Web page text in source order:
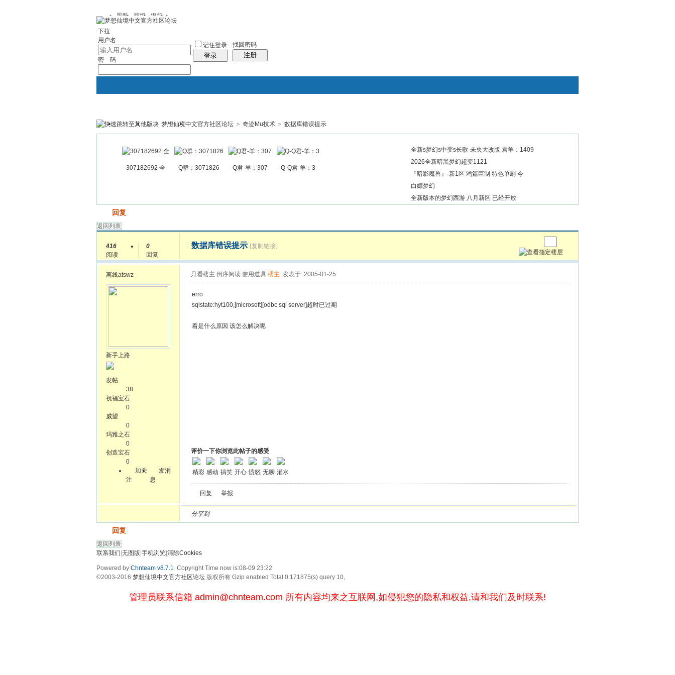
图酷 群组 银行
下拉
用户名
密 码
记住登录
登录
找回密码
注册
银行 群组聚合 我的空间
帖子
搜索
梦想仙境中文官方社区论坛 > 奇迹Mu技术 > 数据库错误提示
307182692 全 Q群：3071826 Q君-羊：307 Q-Q君-羊：3
全新s梦幻s中变s长歌·未央大改版 君羊：1409
2026全新暗黑梦幻超变1121
『暗影魔兽』·新1区 鸿篇巨制 特色单刷 今
白嫖梦幻
全新版本的梦幻西游 八月新区 已经开放
回复
返回列表
416
阅读
0
回复
数据库错误提示 [复制链接]
离线atswz
新手上路
发帖
38
祝福宝石
0
威望
0
玛雅之石
0
创造宝石
0
加关
注
发消
息
只看楼主 倒序阅读 使用道具 楼主 发表于: 2005-01-25
erro
sqlstate:hyt100,[microsoft][odbc sql server]超时已过期
着是什么原因 该怎么解决呢
评价一下你浏览此帖子的感受
精彩 感动 搞笑 开心 愤怒 无聊 灌水
回复 举报
分享到
回复
返回列表
联系我们 无图版 手机浏览 清除Cookies
Powered by Chnteam v8.7.1 Copyright Time now is:08-09 23:22
©2003-2016 梦想仙境中文官方社区论坛 版权所有 Gzip enabled Total 0.171875(s) query 10,
管理员联系信箱 admin@chnteam.com 所有内容均来之互联网,如侵犯您的隐私和权益,请和我们及时联系!